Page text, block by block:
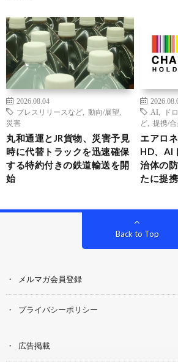
2026.08.04
プレスリリースなど
動向/展望
災害
丸和通運とJR貨物、災害予見
時に代替トラックを迅速確保
する特約付きの鉄道輸送を開
始
AI
ド
ど
提携/
エアロ
HD、AI
治体の
たに提携
Back to Top
メルマガ会員登録
プライバシーポリシー
広告掲載